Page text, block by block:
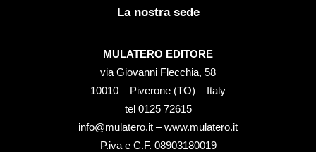
La nostra sede
MULATERO EDITORE
via Giovanni Flecchia, 58
10010 – Piverone (TO) – Italy
tel ‭0125 72615‬
info@mulatero.it –www.mulatero.it
P.iva e C.F. 08903180019